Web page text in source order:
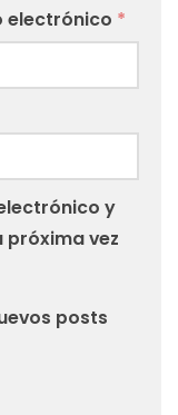
electrónico *
y
próxima vez
posts